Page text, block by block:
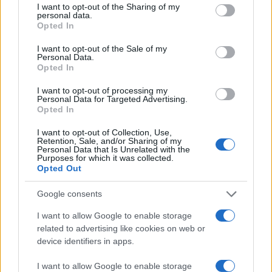
not limited to your visit or usage behaviour. You may click to
grant or deny consent to Google and its third-party tags to
use your data for below specified purposes in below Google
consent section.
I want to opt-out of the Sharing of my
personal data.
Opted In
I want to opt-out of the Sale of my
Personal Data.
Opted In
I want to opt-out of processing my
Personal Data for Targeted Advertising.
Opted In
I want to opt-out of Collection, Use,
Retention, Sale, and/or Sharing of my
Personal Data that Is Unrelated with the
Purposes for which it was collected.
Opted Out
Google consents
I want to allow Google to enable storage
related to advertising like cookies on web or
device identifiers in apps.
I want to allow Google to enable storage
Διαβάστε περισσότερα
ΜΜΕ Αργεντινής: